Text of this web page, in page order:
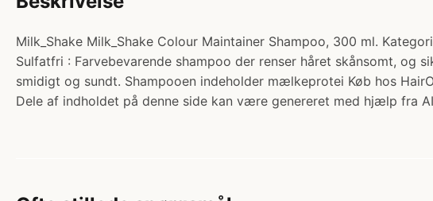
Milk_Shake Milk_Shake Colour Maintainer Shampoo, 300 ml.
Sulfatfri : Farvebevarende shampoo der renser håret skånsomt, og
smidigt og sundt. Shampooen indeholder mælkeprotei Køb hos
Dele af indholdet på denne side kan være genereret med hjælp fra